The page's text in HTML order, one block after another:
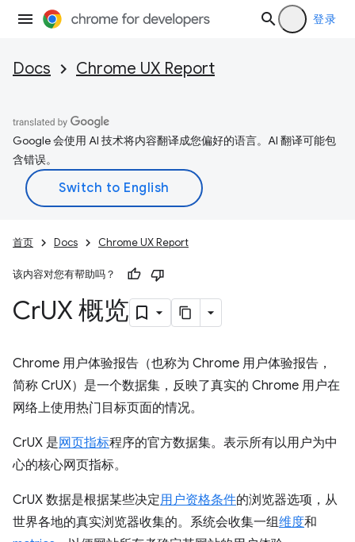
登录
Docs Chrome UX Report
Google 会使用 AI 技术将内容翻译成您偏好的语言。AI 翻译可能包
含错误。
首页 Docs Chrome UX Report
该内容对您有帮助吗？
CrUX 概览
Chrome 用户体验报告（也称为 Chrome 用户体验报告，
简称 CrUX）是一个数据集，反映了真实的 Chrome 用户在
网络上使用热门目标页面的情况。
CrUX 是网页指标程序的官方数据集。表示所有以用户为中
心的核心网页指标。
CrUX 数据是根据某些决定用户资格条件的浏览器选项，从
世界各地的真实浏览器收集的。系统会收集一组维度和